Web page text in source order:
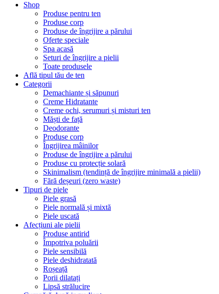
Shop
Produse pentru ten
Produse corp
Produse de îngrijire a părului
Oferte speciale
Spa acasă
Seturi de îngrijire a pielii
Toate produsele
Află tipul tău de ten
Categorii
Demachiante și săpunuri
Creme Hidratante
Creme ochi, serumuri și misturi ten
Măști de față
Deodorante
Produse corp
Îngrijirea mâinilor
Produse de îngrijire a părului
Produse cu protecție solară
Skinimalism (tendință de îngrijire minimală a pielii)
Fără deșeuri (zero waste)
Tipuri de piele
Piele grasă
Piele normală și mixtă
Piele uscată
Afecțiuni ale pielii
Produse antirid
Împotriva poluării
Piele sensibilă
Piele deshidratată
Roșeață
Porii dilatați
Lipsă strălucire